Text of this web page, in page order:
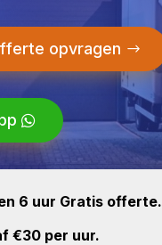
opvragen
6 uur Gratis offerte.
€30 per uur.